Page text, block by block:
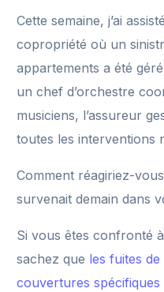
Cette semaine, j’ai
copropriété où un
appartements a été
un chef d’orchestre
musiciens, l’assureur
toutes les interventions
Comment réagiriez-
survenait demain dans
Si vous êtes confronté
sachez que les fuites
couvertures spécifiques